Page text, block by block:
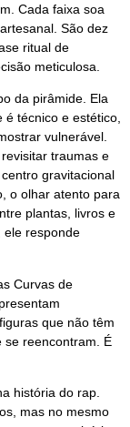
Cada faixa soa
São dez
ritual de
meticulosa.
da pirâmide. Ela
técnico e estético,
vulnerável.
traumas e
gravitacional
o olhar atento para
plantas, livros e
ele responde
Curvas de
que não têm
se reencontram. É
história do rap.
mas no mesmo